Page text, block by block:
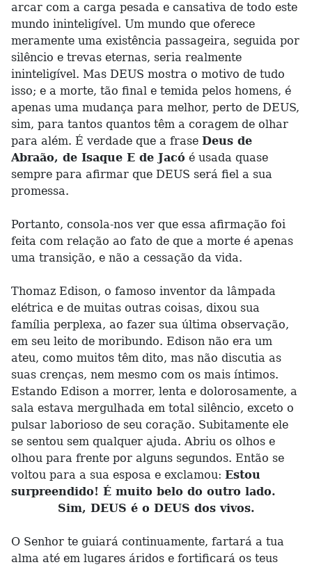
arcar com a carga pesada e cansativa de todo este
mundo ininteligível. Um mundo que oferece
meramente uma existência passageira, seguida por
silêncio e trevas eternas, seria realmente
ininteligível. Mas DEUS mostra o motivo de tudo
isso; e a morte, tão final e temida pelos homens, é
apenas uma mudança para melhor, perto de DEUS,
sim, para tantos quantos têm a coragem de olhar
para além. É verdade que a frase Deus de
Abraão, de Isaque E de Jacó é usada quase
sempre para afirmar que DEUS será fiel a sua
promessa.
Portanto, consola-nos ver que essa afirmação foi
feita com relação ao fato de que a morte é apenas
uma transição, e não a cessação da vida.
Thomaz Edison, o famoso inventor da lâmpada
elétrica e de muitas outras coisas, dixou sua
família perplexa, ao fazer sua última observação,
em seu leito de moribundo. Edison não era um
ateu, como muitos têm dito, mas não discutia as
suas crenças, nem mesmo com os mais íntimos.
Estando Edison a morrer, lenta e dolorosamente, a
sala estava mergulhada em total silêncio, exceto o
pulsar laborioso de seu coração. Subitamente ele
se sentou sem qualquer ajuda. Abriu os olhos e
olhou para frente por alguns segundos. Então se
voltou para a sua esposa e exclamou: Estou
surpreendido! É muito belo do outro lado.
Sim, DEUS é o DEUS dos vivos.
O Senhor te guiará continuamente, fartará a tua
alma até em lugares áridos e fortificará os teus